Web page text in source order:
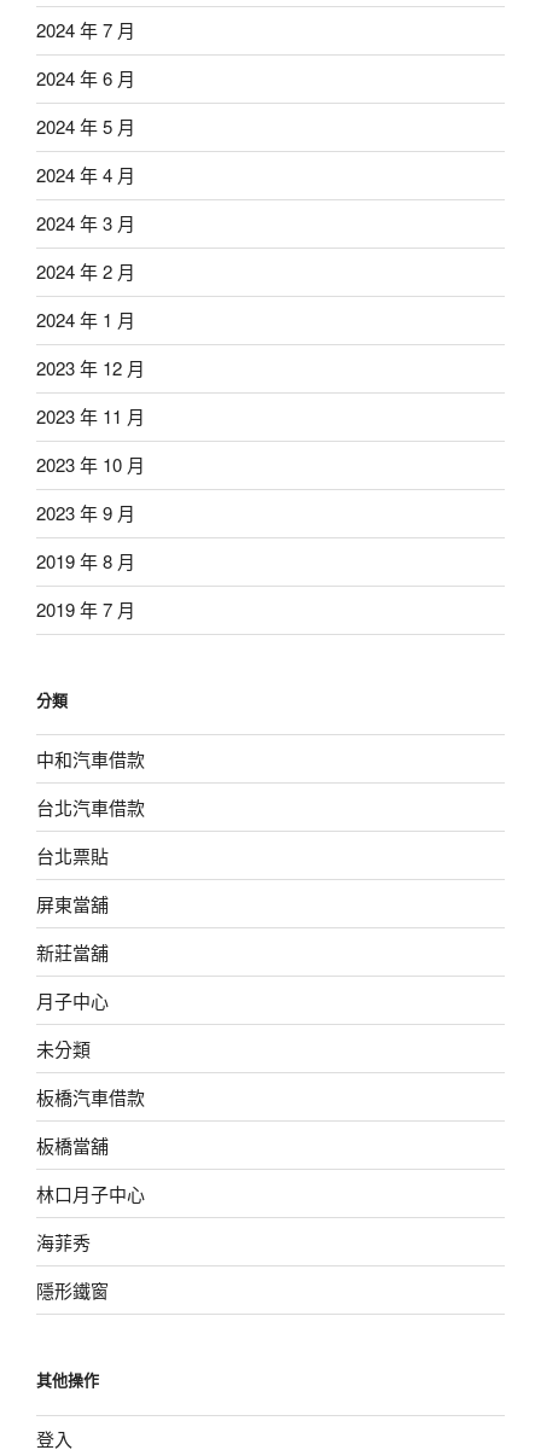
2024 年 7 月
2024 年 6 月
2024 年 5 月
2024 年 4 月
2024 年 3 月
2024 年 2 月
2024 年 1 月
2023 年 12 月
2023 年 11 月
2023 年 10 月
2023 年 9 月
2019 年 8 月
2019 年 7 月
分類
中和汽車借款
台北汽車借款
台北票貼
屏東當舖
新莊當舖
月子中心
未分類
板橋汽車借款
板橋當舖
林口月子中心
海菲秀
隱形鐵窗
其他操作
登入